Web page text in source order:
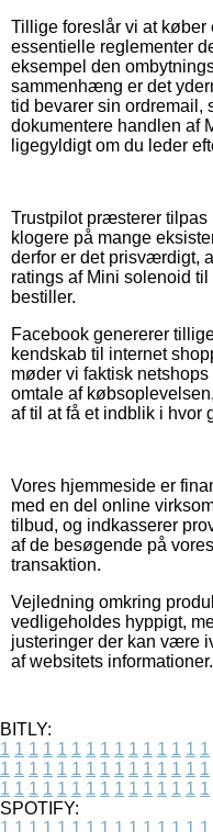
Tillige foreslår vi at køber
essentielle reglementer
eksempel den
sammenhæng er det
tid bevarer sin ordremail,
dokumentere handlen af
ligegyldigt om du leder
Trustpilot præsterer
klogere på mange
derfor er det prisværdigt,
ratings af Mini solenoid
bestiller.
Facebook genererer
kendskab til internet
møder vi faktisk
omtale af
af til at få et indblik i hvor
Vores hjemmeside er
med en del online
tilbud, og indkasserer
af de besøgende på
transaktion.
Vejledning omkring
vedligeholdes hyppigt,
justeringer der kan være
af websitets informationer.
BITLY:
1 1 1 1 1 1 1 1 1 1 1 1 1 1 1
1 1 1 1 1 1 1 1 1 1 1 1 1 1 1
1 1 1 1 1 1 1 1 1 1 1 1 1 1 1
SPOTIFY:
1 1 1 1 1 1 1 1 1 1 1 1 1 1 1